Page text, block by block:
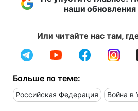
наши обновления
Или читайте нас там,
Больше по теме:
Российская Федерация Война в